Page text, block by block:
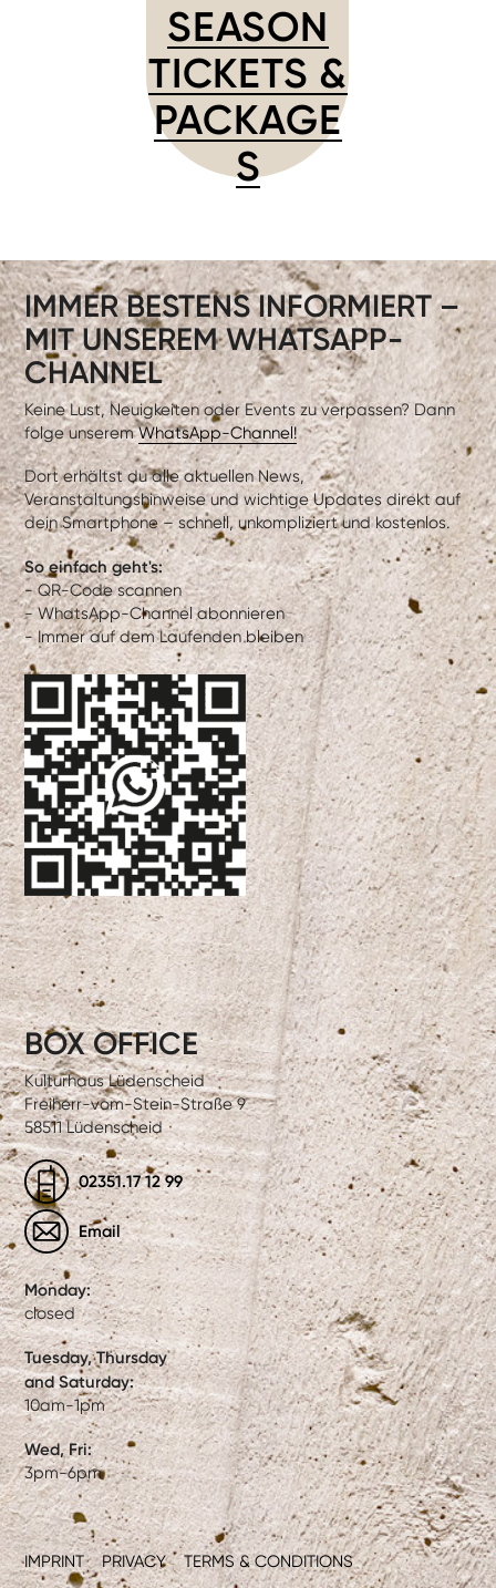
SEASON
TICKETS &
PACKAGE
S
IMMER BESTENS INFORMIERT –
MIT UNSEREM WHATSAPP-
CHANNEL
Keine Lust, Neuigkeiten oder Events zu verpassen? Dann
folge unseremWhatsApp-Channel!
Dort erhältst du alle aktuellen News,
Veranstaltungshinweise und wichtige Updates direkt auf
dein Smartphone – schnell, unkompliziert und kostenlos.
So einfach geht's:
- QR-Code scannen
- WhatsApp-Channel abonnieren
- Immer auf dem Laufenden bleiben
IMPRINT PRIVACY TERMS & CONDITIONS
BOX OFFICE
Kulturhaus Lüdenscheid
Freiherr-vom-Stein-Straße 9
58511 Lüdenscheid
02351.17 12 99
Email
Monday:
closed
Tuesday, Thursday
and Saturday:
10am-1pm
Wed, Fri:
3pm-6pm